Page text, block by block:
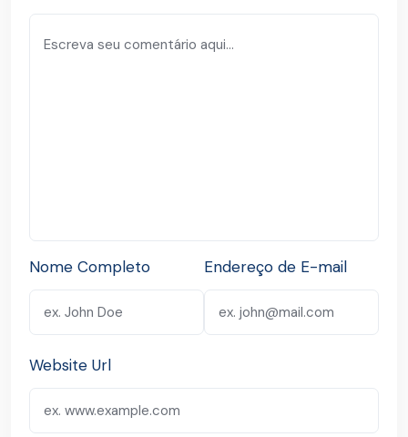
Nome Completo Endereço de E-mail
Website Url